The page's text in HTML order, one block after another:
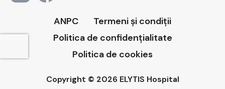
ANPC
Termeni și condiții
Politica de confidențialitate
Politica de cookies
Copyright © 2026 ELYTIS Hospital